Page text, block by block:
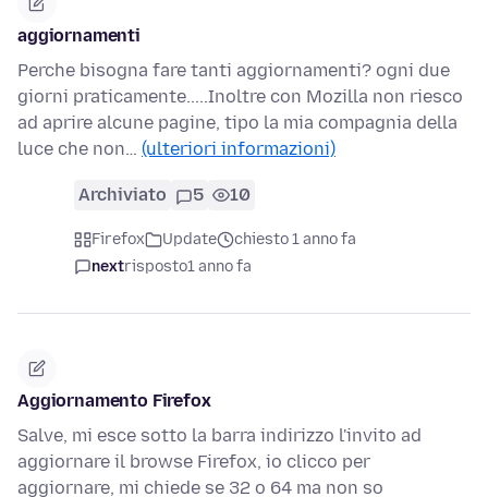
aggiornamenti
Perche bisogna fare tanti aggiornamenti? ogni due
giorni praticamente.....Inoltre con Mozilla non riesco
ad aprire alcune pagine, tipo la mia compagnia della
luce che non… (ulteriori informazioni)
Archiviato 5 10
Firefox Update
chiesto 1 anno fa
nextrisposto1 anno fa
Aggiornamento Firefox
Salve, mi esce sotto la barra indirizzo l'invito ad
aggiornare il browse Firefox, io clicco per
aggiornare, mi chiede se 32 o 64 ma non so